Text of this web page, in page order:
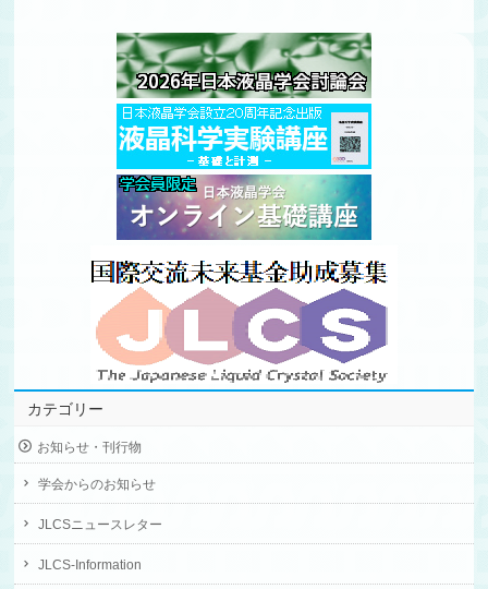
カテゴリー
お知らせ・刊行物
学会からのお知らせ
JLCSニュースレター
JLCS-Information